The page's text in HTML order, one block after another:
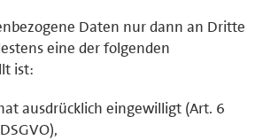
Daten nur dann an Dritte
eine der folgenden
ist:
ausdrücklich eingewilligt (Art. 6